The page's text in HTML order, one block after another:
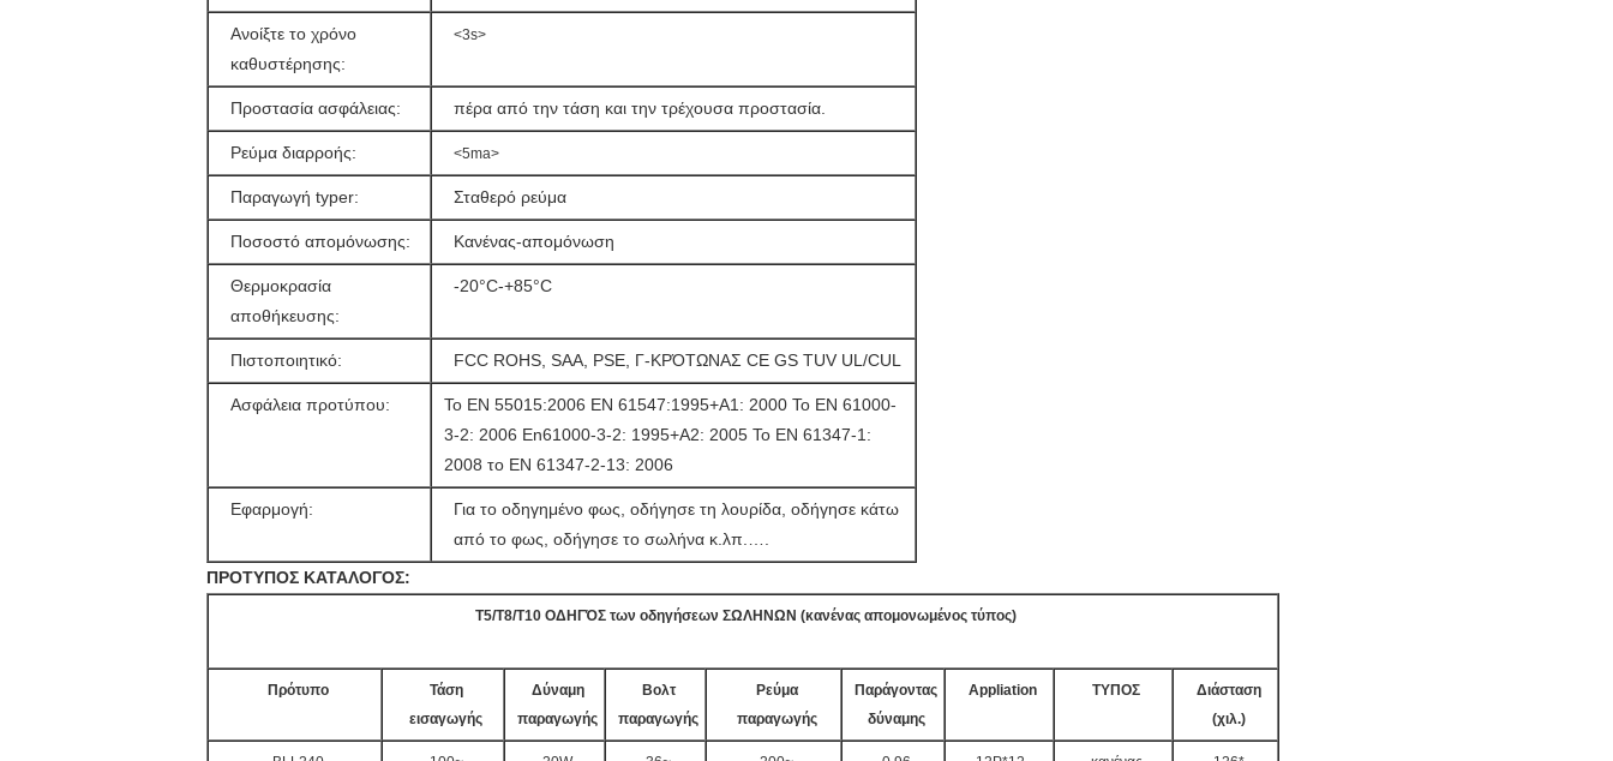
Ανοίξτε το χρόνο
καθυστέρησης:
<3s>
Προστασία ασφάλειας: πέρα από την τάση και την τρέχουσα προστασία.
Ρεύμα διαρροής: <5ma>
Παραγωγή typer: Σταθερό ρεύμα
Ποσοστό απομόνωσης: Κανένας-απομόνωση
Θερμοκρασία
αποθήκευσης:
-20°C-+85°C
Πιστοποιητικό: FCC ROHS, SAA, PSE, Γ-ΚΡΌΤΩΝΑΣ CE GS TUV UL/CUL
Ασφάλεια προτύπου:
Το EN 55015:2006 EN 61547:1995+A1: 2000 Το EN 61000-
3-2: 2006 En61000-3-2: 1995+A2: 2005 Το EN 61347-1:
2008 το EN 61347-2-13: 2006
Εφαρμογή:
Για το οδηγημένο φως, οδήγησε τη λουρίδα, οδήγησε κάτω
από το φως, οδήγησε το σωλήνα κ.λπ.….
ΠΡΟΤΥΠΟΣ ΚΑΤΑΛΟΓΟΣ:
T5/T8/T10 ΟΔΗΓΌΣ των οδηγήσεων ΣΩΛΗΝΩΝ (κανένας απομονωμένος τύπος)
Πρότυπο
Τάση
εισαγωγής
Δύναμη
παραγωγής
Βολτ
παραγωγής
Ρεύμα
παραγωγής
Παράγοντας
δύναμης
Appliation ΤΥΠΟΣ
Διάσταση
(χιλ.)